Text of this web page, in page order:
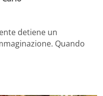
detiene un
Quando